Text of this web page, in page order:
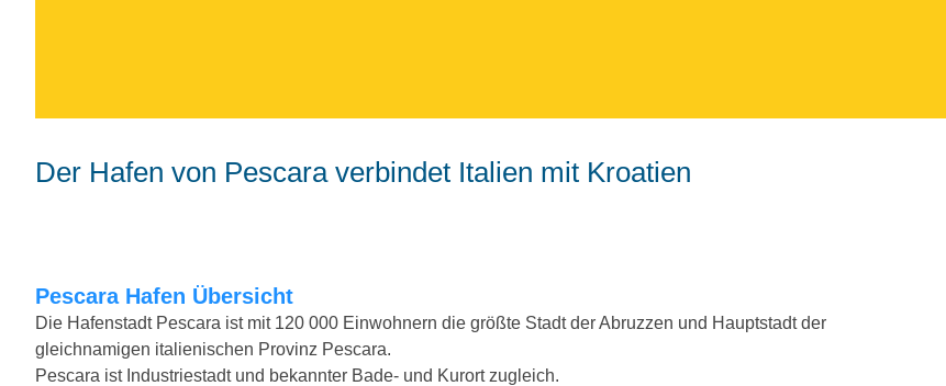
Der Hafen von Pescara verbindet Italien mit Kroatien
Pescara Hafen Übersicht
Die Hafenstadt Pescara ist mit 120 000 Einwohnern die größte Stadt der Abruzzen und Hauptstadt der
gleichnamigen italienischen Provinz Pescara.
Pescara ist Industriestadt und bekannter Bade- und Kurort zugleich.